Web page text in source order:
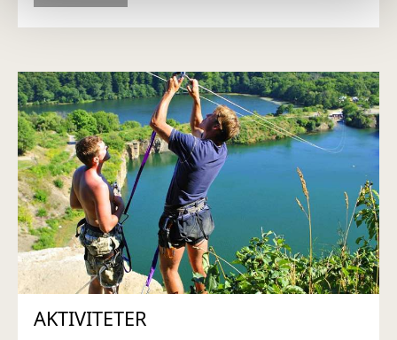
AKTIVITETER